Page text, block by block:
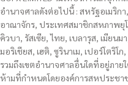
อำนาจศาลดังต่อไปนี้ : สหรัฐอเมริก
อาณาจักร, ประเทศสมาชิกสหภาพยุ
คิวบา, รัสเซีย, ไทย, เบลารุส, เมียน
มอริเชียส, เฮติ, ซูรินาเม, เปอร์โตริ
รวมถึงเขตอำนาจศาลอื่นใดที่อยู่ภา
ห้ามที่กำหนดโดยองค์การสหประช